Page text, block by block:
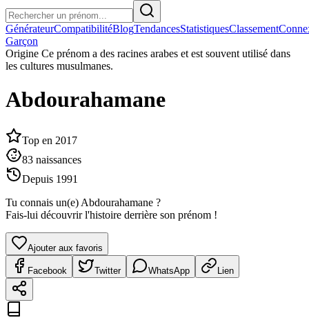
GénérateurCompatibilitéBlogTendancesStatistiquesClassement
Garçon
Origine Ce prénom a des racines arabes et est souvent utilisé dans
les cultures musulmanes.
Abdourahamane
Top en 2017
83 naissances
Depuis 1991
Tu connais un(e) Abdourahamane ?
Fais-lui découvrir l'histoire derrière son prénom !
Ajouter aux favoris
Facebook Twitter WhatsApp Lien